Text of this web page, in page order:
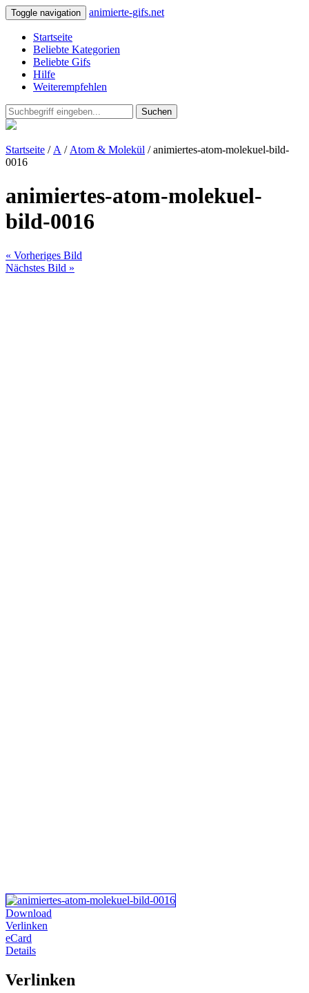
Toggle navigation animierte-gifs.net
Startseite
Beliebte Kategorien
Beliebte Gifs
Hilfe
Weiterempfehlen
Suchen
Startseite / A / Atom & Molekül / animiertes-atom-molekuel-bild-
0016
animiertes-atom-molekuel-
bild-0016
« Vorheriges Bild
Nächstes Bild »
Download
Verlinken
eCard
Details
Verlinken